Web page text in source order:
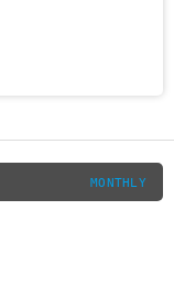
MONTHLY